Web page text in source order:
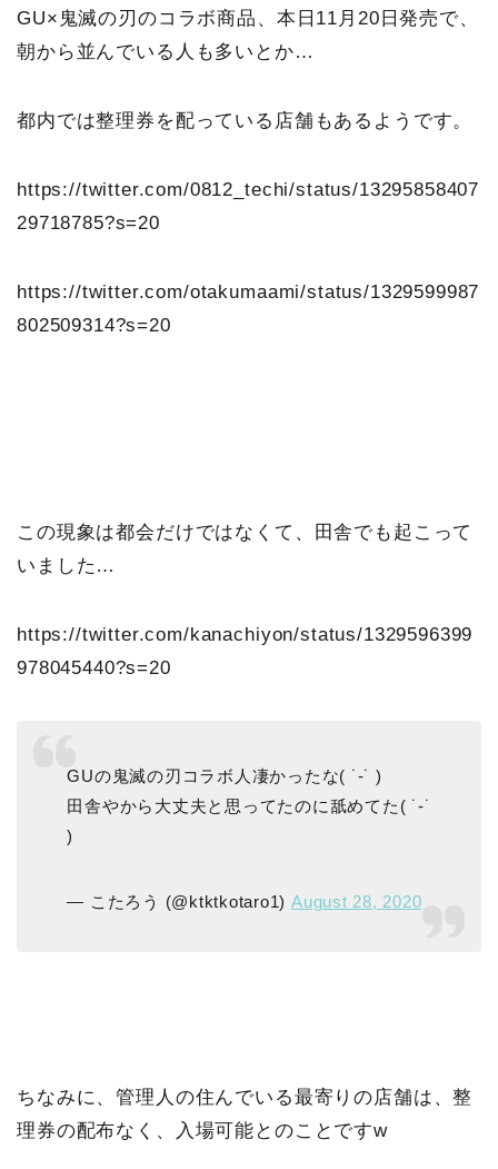
GU×鬼滅の刃のコラボ商品、本日11月20日発売で、
朝から並んでいる人も多いとか…
都内では整理券を配っている店舗もあるようです。
https://twitter.com/0812_techi/status/13295858407
29718785?s=20
https://twitter.com/otakumaami/status/1329599987
802509314?s=20
この現象は都会だけではなくて、田舎でも起こって
いました…
https://twitter.com/kanachiyon/status/1329596399
978045440?s=20
GUの鬼滅の刃コラボ人凄かったな( ˙-˙ )
田舎やから大丈夫と思ってたのに舐めてた( ˙-˙
)
— こたろう (@ktktkotaro1) August 28, 2020
ちなみに、管理人の住んでいる最寄りの店舗は、整
理券の配布なく、入場可能とのことですw